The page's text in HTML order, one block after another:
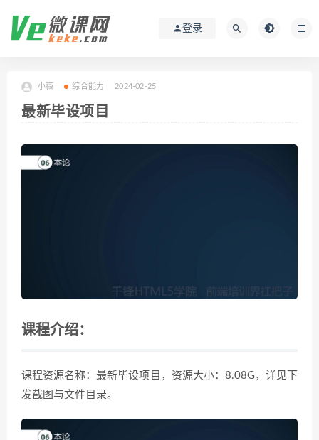
登录
小薇 综合能力 2024-02-25
最新毕设项目
课程介绍：
课程资源名称：最新毕设项目，资源大小：8.08G，详见下
发截图与文件目录。